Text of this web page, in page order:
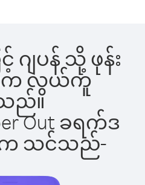
ဂျပန် သို့ ဖုန်း
းက လွယ်ကူ
ည်။
Out ခရက်ဒ
ါက သင်သည်-